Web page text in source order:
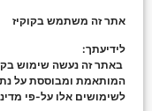
אתר זה משתמש בקוקיז
לידיעתך:
המותאמת ומבוססת על
לשימושים אלו על-פי